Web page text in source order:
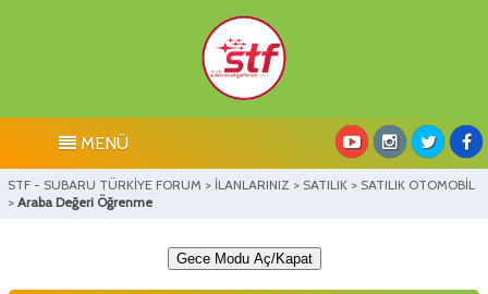
MENÜ
STF - SUBARU TÜRKİYE FORUM > İLANLARINIZ > SATILIK > SATILIK OTOMOBİL
> Araba Değeri Öğrenme
Gece Modu Aç/Kapat